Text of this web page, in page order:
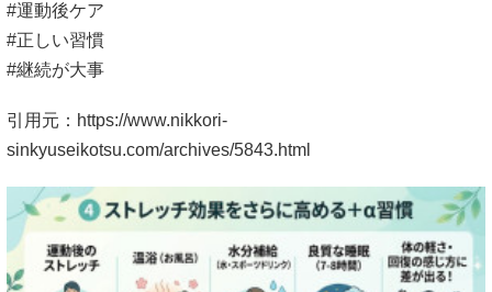
#運動後ケア
#正しい習慣
#継続が大事
引用元：https://www.nikkori-
sinkyuseikotsu.com/archives/5843.html